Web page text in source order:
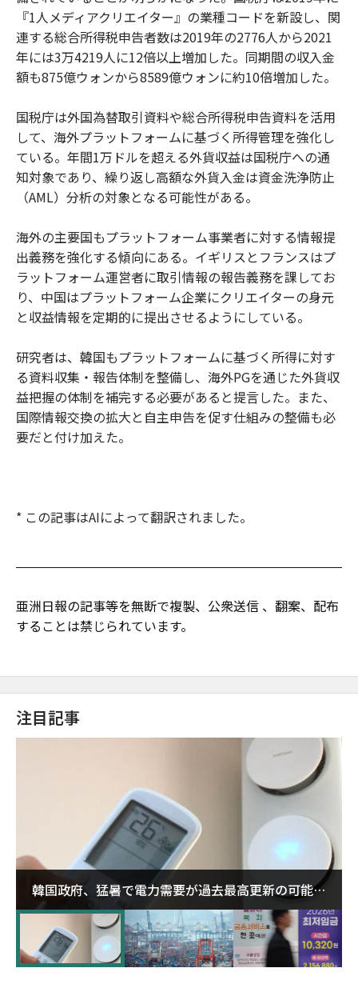
『1人メディアクリエイター』の業種コードを新設し、関
連する総合所得税申告者数は2019年の2776人から2021
年には3万4219人に12倍以上増加した。同期間の収入金
額も875億ウォンから8589億ウォンに約10倍増加した。
国税庁は外国為替取引資料や総合所得税申告資料を活用
して、海外プラットフォームに基づく所得管理を強化し
ている。年間1万ドルを超える外貨収益は国税庁への通
知対象であり、繰り返し高額な外貨入金は資金洗浄防止
（AML）分析の対象となる可能性がある。
海外の主要国もプラットフォーム事業者に対する情報提
出義務を強化する傾向にある。イギリスとフランスはプ
ラットフォーム運営者に取引情報の報告義務を課してお
り、中国はプラットフォーム企業にクリエイターの身元
と収益情報を定期的に提出させるようにしている。
研究者は、韓国もプラットフォームに基づく所得に対す
る資料収集・報告体制を整備し、海外PGを通じた外貨収
益把握の体制を補完する必要があると提言した。また、
国際情報交換の拡大と自主申告を促す仕組みの整備も必
要だと付け加えた。
* この記事はAIによって翻訳されました。
亜洲日報の記事等を無断で複製、公衆送信 、翻案、配布
することは禁じられています。
注目記事
韓国政府、猛暑で電力需要が過去最高更新の可能性
に需給対応体制を点検